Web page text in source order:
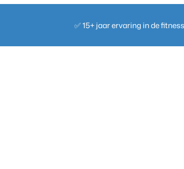
✅ 15+ jaar ervaring in de